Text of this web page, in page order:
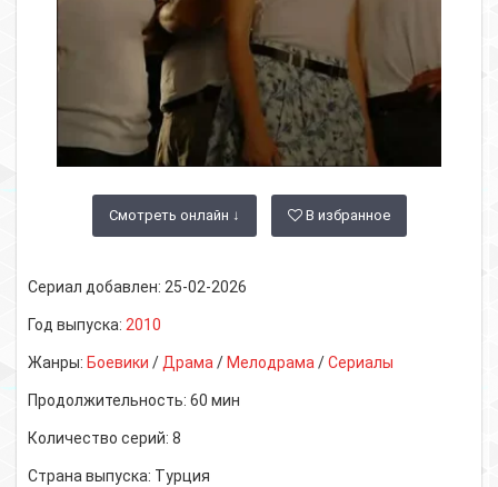
Смотреть онлайн ↓ В избранное
Сериал добавлен: 25-02-2026
Год выпуска: 2010
Жанры: Боевики /Драма/ Мелодрама/Сериалы
Продолжительность: 60 мин
Количество серий: 8
Страна выпуска: Турция